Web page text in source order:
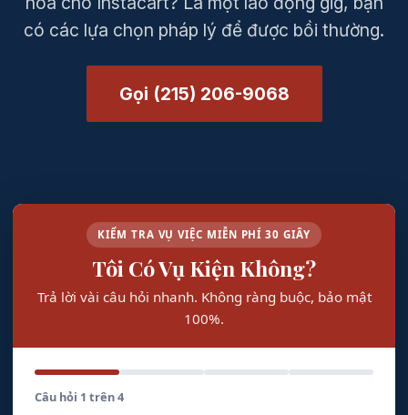
có các lựa chọn pháp lý để được bồi thường.
Gọi (215) 206-9068
KIỂM TRA VỤ VIỆC MIỄN PHÍ 30 GIÂY
Tôi Có Vụ Kiện Không?
Trả lời vài câu hỏi nhanh. Không ràng buộc, bảo mật
100%.
Câu hỏi 1 trên 4